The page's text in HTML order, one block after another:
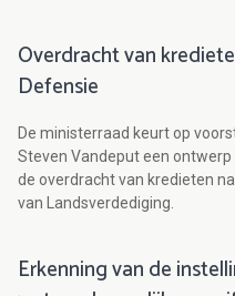
Overdracht van
Defensie
De ministerraad keurt op
Steven Vandeput een
de overdracht van kredieten
van Landsverdediging.
Erkenning van de